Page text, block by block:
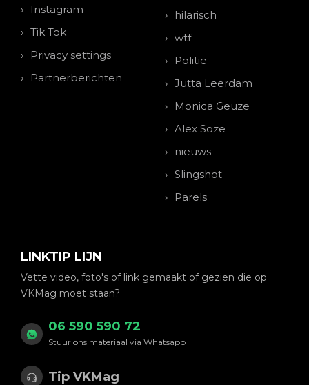
Instagram
Tik Tok
Privacy settings
Partnerberichten
hilarisch
wtf
Politie
Jutta Leerdam
Monica Geuze
Alex Soze
nieuws
Slingshot
Parels
LINKTIP LIJN
Vette video, foto's of link gemaakt of gezien die op
VKMag moet staan?
06 590 590 72
Stuur ons materiaal via Whatsapp
Tip VKMag